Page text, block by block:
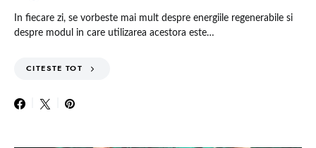
In fiecare zi, se vorbeste mai mult despre energiile regenerabile si
despre modul in care utilizarea acestora este…
CITESTE TOT